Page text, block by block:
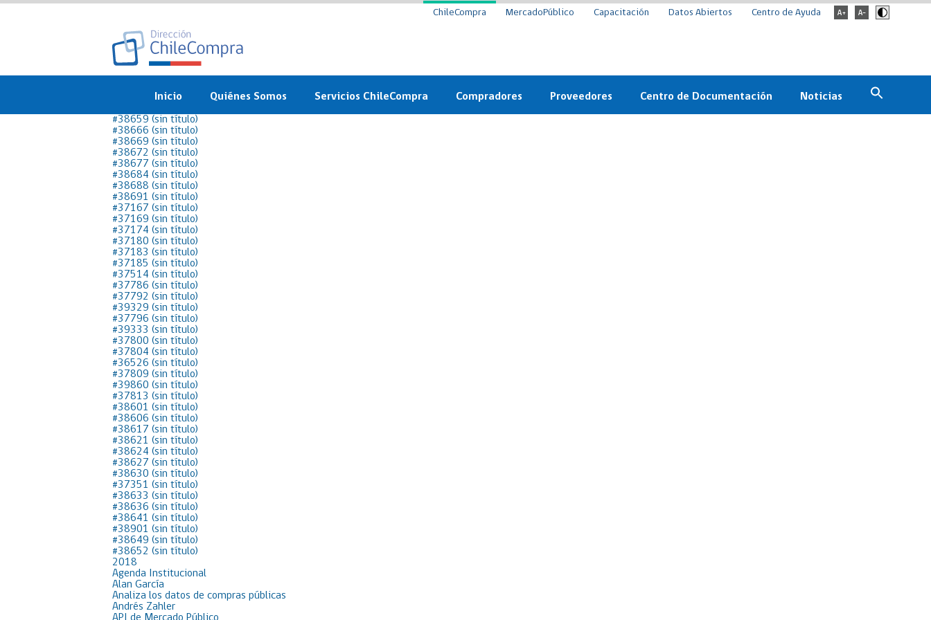
ChileCompra MercadoPúblico Capacitación Datos Abiertos Centro de Ayuda
Inicio Quiénes Somos Servicios ChileCompra Compradores Proveedores Centro de Documentación Noticias
#38659 (sin título)
#38666 (sin título)
#38669 (sin título)
#38672 (sin título)
#38677 (sin título)
#38684 (sin título)
#38688 (sin título)
#38691 (sin título)
#37167 (sin título)
#37169 (sin título)
#37174 (sin título)
#37180 (sin título)
#37183 (sin título)
#37185 (sin título)
#37514 (sin título)
#37786 (sin título)
#37792 (sin título)
#39329 (sin título)
#37796 (sin título)
#39333 (sin título)
#37800 (sin título)
#37804 (sin título)
#36526 (sin título)
#37809 (sin título)
#39860 (sin título)
#37813 (sin título)
#38601 (sin título)
#38606 (sin título)
#38617 (sin título)
#38621 (sin título)
#38624 (sin título)
#38627 (sin título)
#38630 (sin título)
#37351 (sin título)
#38633 (sin título)
#38636 (sin título)
#38641 (sin título)
#38901 (sin título)
#38649 (sin título)
#38652 (sin título)
2018
Agenda Institucional
Alan García
Analiza los datos de compras públicas
Andrés Zahler